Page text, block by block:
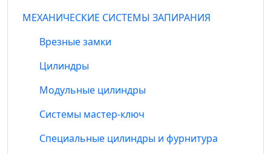
МЕХАНИЧЕСКИЕ СИСТЕМЫ ЗАПИРАНИЯ
Врезные замки
Цилиндры
Модульные цилиндры
Системы мастер-ключ
Специальные цилиндры и фурнитура